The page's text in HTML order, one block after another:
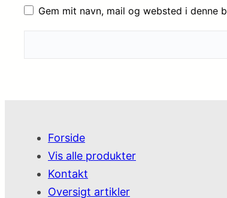
Gem mit navn, mail og websted i denne
Forside
Vis alle produkter
Kontakt
Oversigt artikler